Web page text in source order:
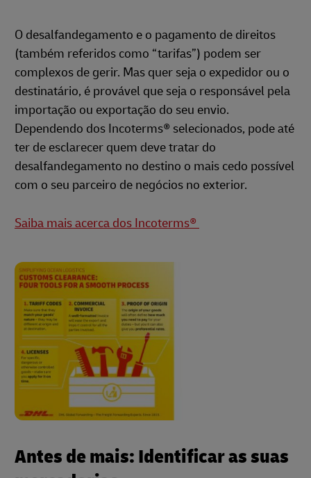
O desalfandegamento e o pagamento de direitos
(também referidos como “tarifas”) podem ser
complexos de gerir. Mas quer seja o expedidor ou o
destinatário, é provável que seja o responsável pela
importação ou exportação do seu envio.
Dependendo dos Incoterms® selecionados, pode até
ter de esclarecer quem deve tratar do
desalfandegamento no destino o mais cedo possível
com o seu parceiro de negócios no exterior.
Saiba mais acerca dos Incoterms®
Antes de mais: Identificar as suas